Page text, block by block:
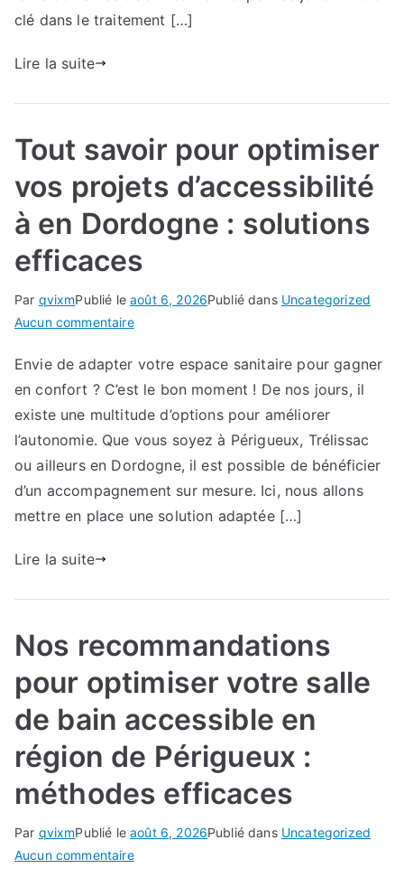
clé dans le traitement […]
Lire la suite
Tout savoir pour optimiser
vos projets d’accessibilité
à en Dordogne : solutions
efficaces
Par qvixmPublié leaoût 6, 2026Publié dans Uncategorized
Aucun commentairesur
savoir
pour
optimiser
vos
projets
d’accessibilité
en
Envie de adapter votre espace sanitaire pour gagner
en confort ? C’est le bon moment ! De nos jours, il
existe une multitude d’options pour améliorer
l’autonomie. Que vous soyez à Périgueux, Trélissac
ou ailleurs en Dordogne, il est possible de bénéficier
d’un accompagnement sur mesure. Ici, nous allons
mettre en place une solution adaptée […]
Lire la suite
Nos recommandations
pour optimiser votre salle
de bain accessible en
région de Périgueux :
méthodes efficaces
Par qvixmPublié leaoût 6, 2026Publié dans Uncategorized
Aucun commentairesur